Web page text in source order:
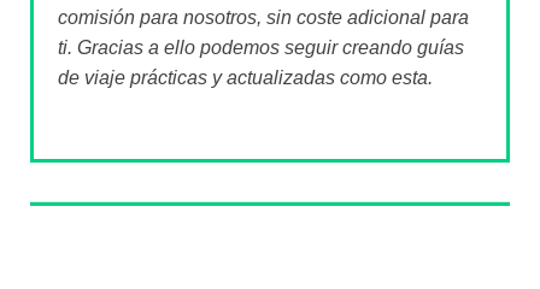
comisión para nosotros, sin coste adicional para
ti. Gracias a ello podemos seguir creando guías
de viaje prácticas y actualizadas como esta.